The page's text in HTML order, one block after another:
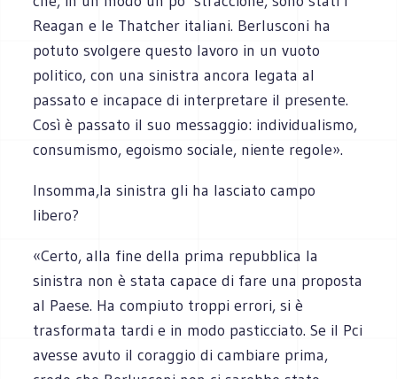
Reagan e le Thatcher italiani. Berlusconi ha
potuto svolgere questo lavoro in un vuoto
politico, con una sinistra ancora legata al
passato e incapace di interpretare il presente.
Così è passato il suo messaggio: individualismo,
consumismo, egoismo sociale, niente regole».
Insomma,la sinistra gli ha lasciato campo
libero?
«Certo, alla fine della prima repubblica la
sinistra non è stata capace di fare una proposta
al Paese. Ha compiuto troppi errori, si è
trasformata tardi e in modo pasticciato. Se il Pci
avesse avuto il coraggio di cambiare prima,